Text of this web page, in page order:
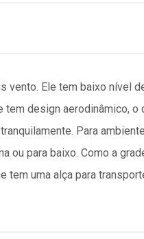
Ele tem baixo nível
design aerodinâmico, o
Para
ou para baixo. Como a
uma alça para